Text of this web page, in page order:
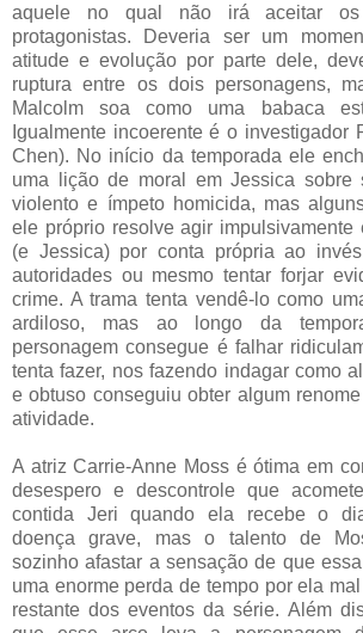
aquele no qual não irá aceitar os
protagonistas. Deveria ser um
atitude e evolução por parte dele,
ruptura entre os dois personagens,
Malcolm soa como uma babaca
Igualmente incoerente é o investigador
Chen). No início da temporada ele
uma lição de moral em Jessica sobre
violento e ímpeto homicida, mas
ele próprio resolve agir impulsivamente
(e Jessica) por conta própria ao
autoridades ou mesmo tentar forjar
crime. A trama tenta vendê-lo como
ardiloso, mas ao longo da
personagem consegue é falhar
tenta fazer, nos fazendo indagar como
e obtuso conseguiu obter algum
atividade.
A atriz Carrie-Anne Moss é ótima em
desespero e descontrole que
contida Jeri quando ela recebe o
doença grave, mas o talento de
sozinho afastar a sensação de que
uma enorme perda de tempo por ela
restante dos eventos da série. Além